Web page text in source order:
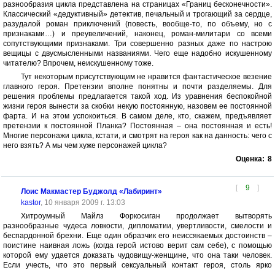
разнообразия цикла представлена на страницах «Границ бесконечности».
Классический «дедуктивный» детектив, печальный и трогающий за сердце,
разудалой роман приключений (повесть, вообще-то, по объему, но с
признаками…) и преувеличений, наконец, роман-милитари со всеми
сопутствующими признаками. Три совершенно разных даже по настрою
вещицы с двусмысленными названиями. Чего еще надобно искушенному
читателю? Впрочем, неискушенному тоже.
Тут некоторым присутствующим не нравится фантастическое везение
главного героя. Претензии вполне понятны и почти разделяемы. Для
решения проблемы предлагается такой ход. Из уравнения беспокойной
жизни героя вынести за скобки некую постоянную, назовем ее постоянной
фарта. И на этом успокоиться. В самом деле, кто, скажем, предъявляет
претензии к постоянной Планка? Постоянная – она постоянная и есть!
Многие персонажи цикла, кстати, и смотрят на героя как на данность: чего с
него взять? А мы чем хуже персонажей цикла?
Оценка: 8
[ 9 ]
Лоис Макмастер Буджолд «Лабиринт»
kastor, 10 января 2009 г. 13:03
Хитроумный Майлз Форкосиган продолжает вытворять
разнообразные чудеса ловкости, дипломатии, увертливости, смелости и
беспардонной брехни. Еще один образчик его неиссякаемых достоинств –
поистине наивная ложь (когда герой истово верит сам себе), с помощью
которой ему удается доказать чудовищу-женщине, что она таки человек.
Если учесть, что это первый сексуальный контакт героя, столь ярко